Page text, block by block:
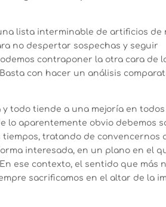
lista interminable de artificios de
no despertar sospechas y seguir
contraponer la otra cara de
con hacer un análisis
todo tiende a una mejoría en todos
lo aparentemente obvio debemos
tratando de convencernos
interesada, en un plano en el
ese contexto, el sentido que más
sacrificamos en el altar de la